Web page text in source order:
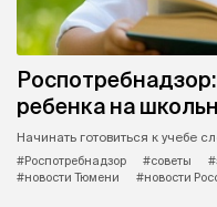
ребенка на
Начинать готовиться к учебе
#Роспотребнадзор
#советы
#новости Тюмени
#новости